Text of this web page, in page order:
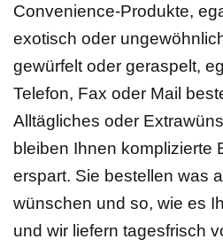
Convenience-Produkte,
exotisch oder
gewürfelt oder geraspelt,
Telefon, Fax oder Mail
Alltägliches oder
bleiben Ihnen komplizierte
erspart. Sie bestellen was
wünschen und so, wie es
und wir liefern tagesfrisch